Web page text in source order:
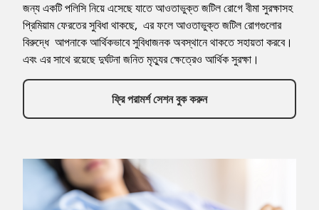
জন্য একটি পলিসি নিয়ে এসেছে যাতে আওতাভুক্ত জটিল রোগে বীমা সুরক্ষাসহ
প্রিমিয়াম ফেরতের সুবিধা থাকছে, এর ফলে আওতাভুক্ত জটিল রোগগুলোর
বিরুদ্ধে আপনাকে আর্থিকভাবে সুবিধাজনক অবস্থানে থাকতে সহায়তা করবে।
এবং এর সাথে রয়েছে দুর্ঘটনা জনিত মৃত্যুর ক্ষেত্রেও আর্থিক সুরক্ষা।
ফ্রি পরামর্শ সেশন বুক করুন